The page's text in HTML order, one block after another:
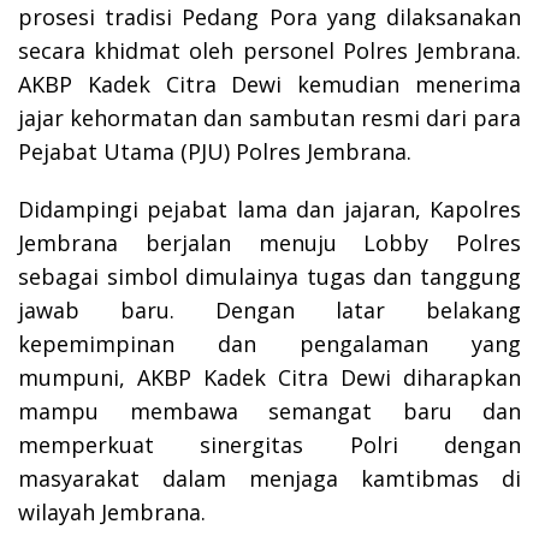
prosesi tradisi Pedang Pora yang dilaksanakan
secara khidmat oleh personel Polres Jembrana.
AKBP Kadek Citra Dewi kemudian menerima
jajar kehormatan dan sambutan resmi dari para
Pejabat Utama (PJU) Polres Jembrana.
Didampingi pejabat lama dan jajaran, Kapolres
Jembrana berjalan menuju Lobby Polres
sebagai simbol dimulainya tugas dan tanggung
jawab baru. Dengan latar belakang
kepemimpinan dan pengalaman yang
mumpuni, AKBP Kadek Citra Dewi diharapkan
mampu membawa semangat baru dan
memperkuat sinergitas Polri dengan
masyarakat dalam menjaga kamtibmas di
wilayah Jembrana.